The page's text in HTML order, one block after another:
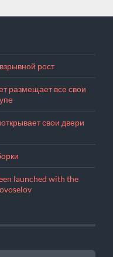
рост
размещает все свои
свои двери
launched with the